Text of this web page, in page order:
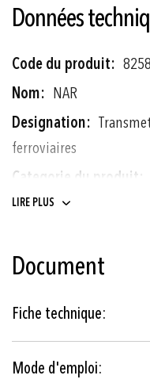
Données
Plus
d'informations
8258
NAR
ferroviaires
Transmetteurs de
0
Véhicules ferroviaires
LIRE PLUS
Document
Fiche technique:
Mode d'emploi: